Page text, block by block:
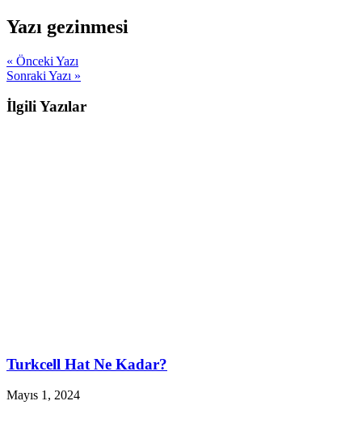
Yazı gezinmesi
« Önceki Yazı
Sonraki Yazı »
İlgili Yazılar
Turkcell Hat Ne Kadar?
Mayıs 1, 2024